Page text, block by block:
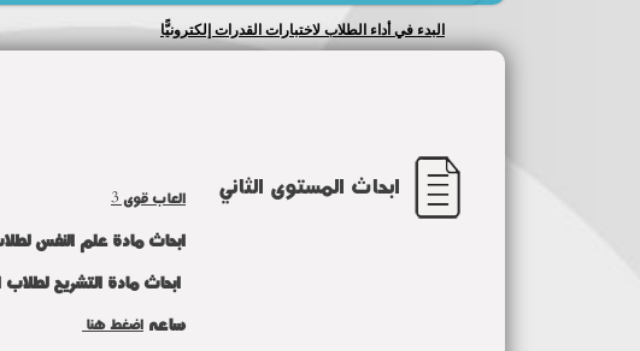
البدء في أداء الطلاب لاختبارات القدرات إلكترونيًّا
ابحاث المستوى الثاني العاب قوى3
ابحاث مادة علم النفس لطلاب المستوى
ابحاث مادة التشريح لطلاب
ساعه اضغط هنا